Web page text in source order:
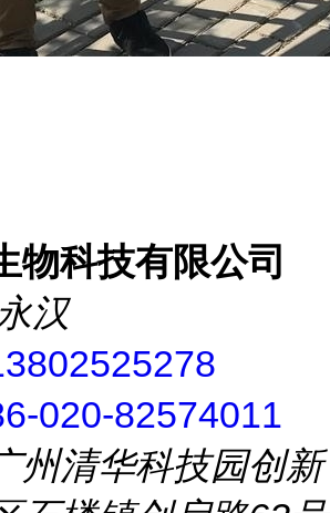
物科技有限公司
汉
020-82574011
州清华科技园创新